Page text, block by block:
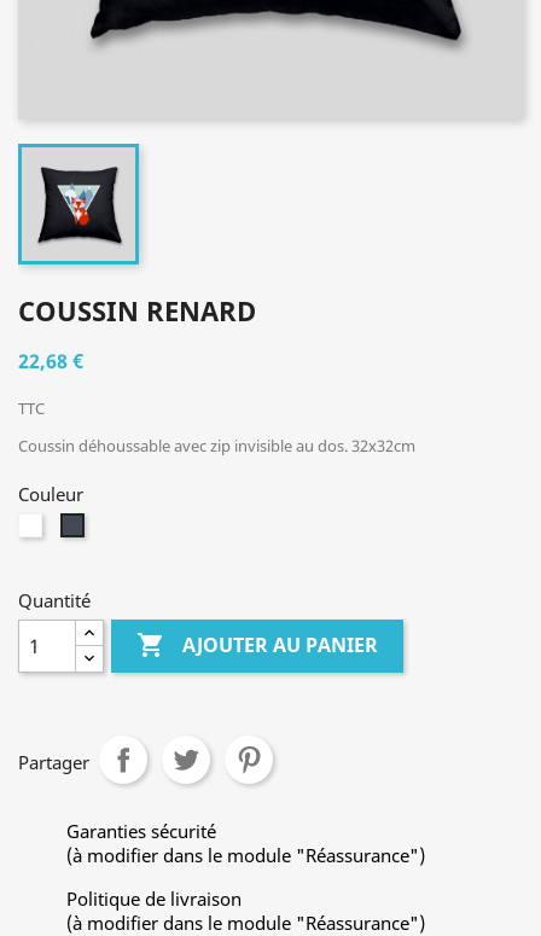
COUSSIN RENARD
22,68 €
TTC
Coussin déhoussable avec zip invisible au dos. 32x32cm
Couleur
Quantité
 AJOUTER AU PANIER
Partager
Garanties sécurité
(à modifier dans le module "Réassurance")
Politique de livraison
(à modifier dans le module "Réassurance")